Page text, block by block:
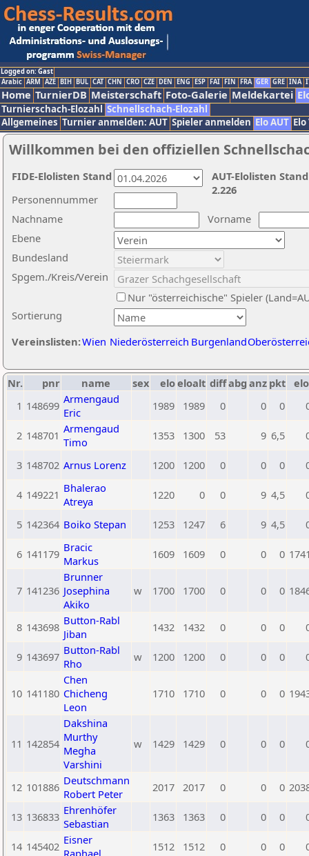
Logged on: Gast
Arabic ARM AZE BIH BUL CAT CHN CRO CZE DEN ENG ESP FAI FIN FRA GER GRE INA
Home TurnierDB Meisterschaft Foto-Galerie Meldekartei
Turnierschach-Elozahl Schnellschach-Elozahl
Allgemeines Turnier anmelden: AUT Spieler anmelden Elo AUT
Willkommen bei den offiziellen
Nachname
Vorname
Ebene
Sortierung
Personennummer
Bundesland
Spgem./Kreis/Verein
Nur "österreichische" Spieler
Vereinslisten:Wien Niederösterreich Burgenland
AUT-Elolisten
2.226
FIDE-Elolisten Stand
Nr. pnr name sex eloeloalt diffabg anz pkt
1 148699 Armengaud
Eric
1989 1989 0 0 0
2 148701 Armengaud
Timo
1353 1300 53 9 6,5
3 148702 Arnus Lorenz 1200 1200 0 0 0
4 149221 Bhalerao
Atreya
1220 0 0 9 4,5
5 142364 Boiko Stepan 1253 1247 6 9 4,5
6 141179 Bracic
Markus
1609 1609 0 0 0
7 141236
Brunner
Josephina
Akiko
w 1700 1700 0 0 0
8 143698 Button-Rabl
Jiban
1432 1432 0 0 0
9 143697 Button-Rabl
Rho
w 1200 1200 0 0 0
10 141180
Chen
Chicheng
Leon
1710 1710 0 0 0
11 142854
Dakshina
Murthy
Megha
Varshini
w 1429 1429 0 0 0
12 101886 Deutschmann
Robert Peter
2017 2017 0 0 0
13 136833 Ehrenhöfer
Sebastian
1363 1363 0 0 0
14 145402 Eisner
Raphael
1512 1512 0 0 0